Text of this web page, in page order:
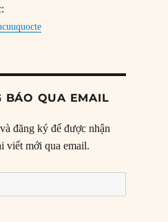
BÁO QUA EMAIL
đăng ký để được nhận
viết mới qua email.